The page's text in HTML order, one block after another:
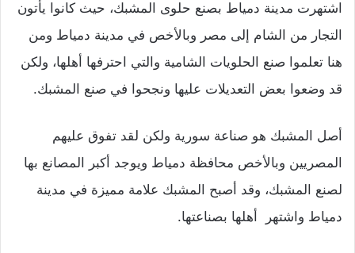
اشتهرت مدينة دمياط بصنع حلوى المشبك، حيث كانوا يأتون
التجار من الشام إلى مصر وبالأخص في مدينة دمياط ومن
هنا تعلموا صنع الحلويات الشامية والتي احترفها أهلها، ولكن
قد وضعوا بعض التعديلات عليها ونجحوا في صنع المشبك.
أصل المشبك هو صناعة سورية ولكن لقد تفوق عليهم
المصريين وبالأخص محافظة دمياط ويوجد أكبر المصانع بها
لصنع المشبك، وقد أصبح المشبك علامة مميزة في مدينة
دمياط واشتهر أهلها بصناعتها.